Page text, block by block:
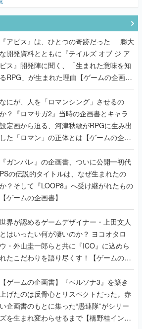
『アビス』は、ひとつの奇跡だった──膨大
な開発資料とともに『テイルズ オブ ジ ア
ビス』開発陣に聞く、「生まれた意味を知
るRPG」が生まれた理由【ゲームの企画
書】
なにが、人を「ロマンシング」させるの
か？『ロマサガ2』当時の企画書とキャラ
設定画から迫る、河津秋敏がRPGに生み出
した「ロマン」の正体とは【ゲームの企画
書】
『ガンパレ』の企画書、ついに公開━初代
PSの伝説的タイトルは、なぜ生まれたの
か？そして『LOOP8』へ受け継がれたもの
【ゲームの企画書】
世界が認めるゲームデザイナー・上田文人
とはいったい何が凄いのか？ ヨコオタロ
ウ・外山圭一郎らと共に『ICO』に込めら
れたこだわりを語り尽くす！【ゲームの企
画書】
【ゲームの企画書】『ペルソナ3』を築き
上げたのは反骨心とリスペクトだった。赤
い企画書のもとに集った“愚連隊”がシリー
ズを生まれ変わらせるまで【橋野桂インタ